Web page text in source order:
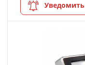
Уведомить